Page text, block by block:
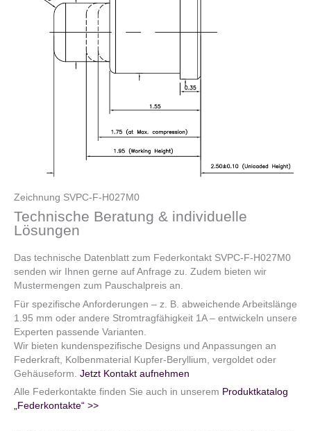
Zeichnung SVPC-F-H027M0
Technische Beratung & individuelle
Lösungen
Das technische Datenblatt zum Federkontakt SVPC-F-H027M0
senden wir Ihnen gerne auf Anfrage zu. Zudem bieten wir
Mustermengen zum Pauschalpreis an.
Für spezifische Anforderungen – z. B. abweichende Arbeitslänge
1.95 mm oder andere Stromtragfähigkeit 1A – entwickeln unsere
Experten passende Varianten.
Wir bieten kundenspezifische Designs und Anpassungen an
Federkraft, Kolbenmaterial Kupfer-Beryllium, vergoldet oder
Gehäuseform. Jetzt Kontakt aufnehmen
Alle Federkontakte finden Sie auch in unserem Produktkatalog
„Federkontakte“ >>